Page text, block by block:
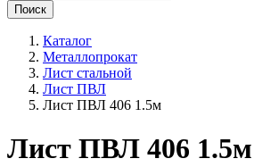
Поиск
Каталог
Металлопрокат
Лист стальной
Лист ПВЛ
Лист ПВЛ 406 1.5м
Лист ПВЛ 406 1.5м